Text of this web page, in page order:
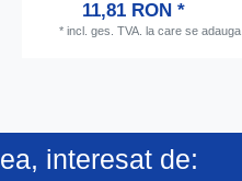
11,81 RON *
* incl. ges. TVA. la care se adauga.
interesat de: